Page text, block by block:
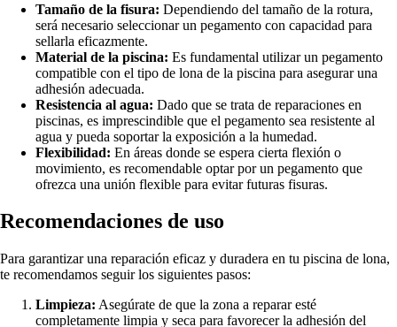
Tamaño de la fisura: Dependiendo del tamaño de la rotura,
será necesario seleccionar un pegamento con capacidad para
sellarla eficazmente.
Material de la piscina: Es fundamental utilizar un pegamento
compatible con el tipo de lona de la piscina para asegurar una
adhesión adecuada.
Resistencia al agua: Dado que se trata de reparaciones en
piscinas, es imprescindible que el pegamento sea resistente al
agua y pueda soportar la exposición a la humedad.
Flexibilidad: En áreas donde se espera cierta flexión o
movimiento, es recomendable optar por un pegamento que
ofrezca una unión flexible para evitar futuras fisuras.
Recomendaciones de uso
Para garantizar una reparación eficaz y duradera en tu piscina de lona,
te recomendamos seguir los siguientes pasos:
Limpieza: Asegúrate de que la zona a reparar esté
completamente limpia y seca para favorecer la adhesión del